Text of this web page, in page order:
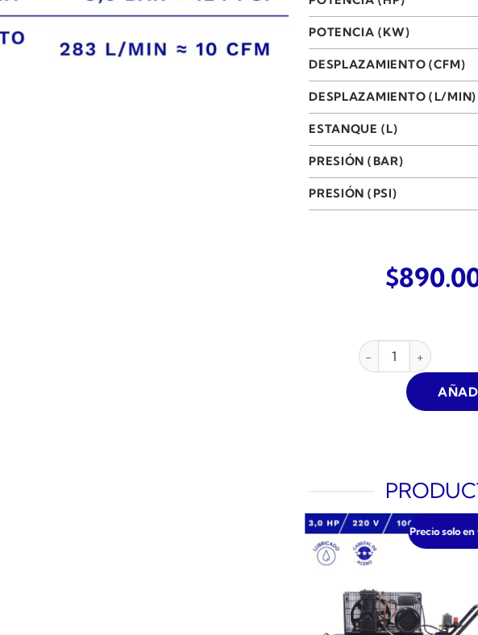
POTENCIA (KW)
DESPLAZAMIENTO (CFM)
DESPLAZAMIENTO (L/MIN)
ESTANQUE (L)
PRESIÓN (BAR)
PRESIÓN (PSI)
$
COMPRESOR DE
Precio solo en